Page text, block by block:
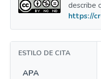
describe
https://
ESTILO DE CITA
APA